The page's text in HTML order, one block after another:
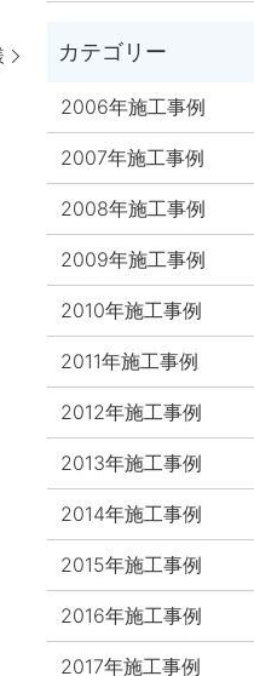
2006年施工事例
2007年施工事例
2008年施工事例
2009年施工事例
2010年施工事例
2011年施工事例
2012年施工事例
2013年施工事例
2014年施工事例
2015年施工事例
2016年施工事例
2017年施工事例